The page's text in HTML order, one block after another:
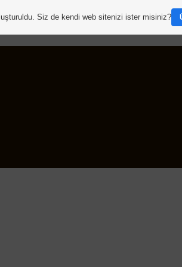
Siz de kendi web sitenizi ister misiniz?